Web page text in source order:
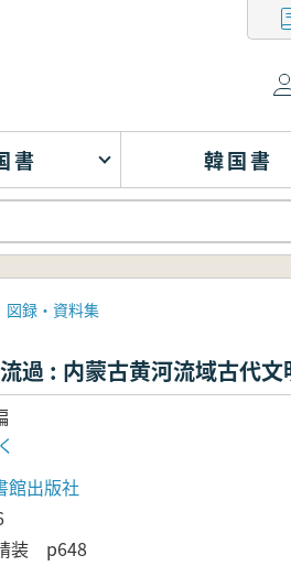
書 韓国書
図録・資料集
過 : 内蒙古黄河流域古代文
館出版社
装 p648